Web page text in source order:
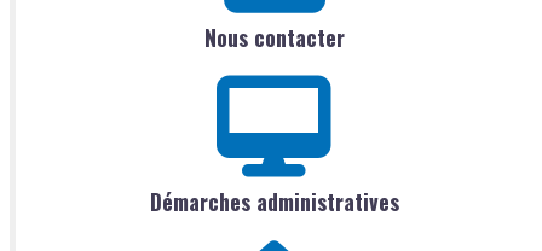
Nous contacter
Démarches administratives